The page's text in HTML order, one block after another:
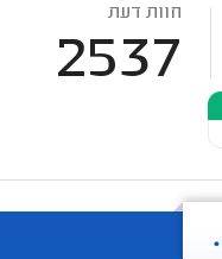
חוות דעת
2537